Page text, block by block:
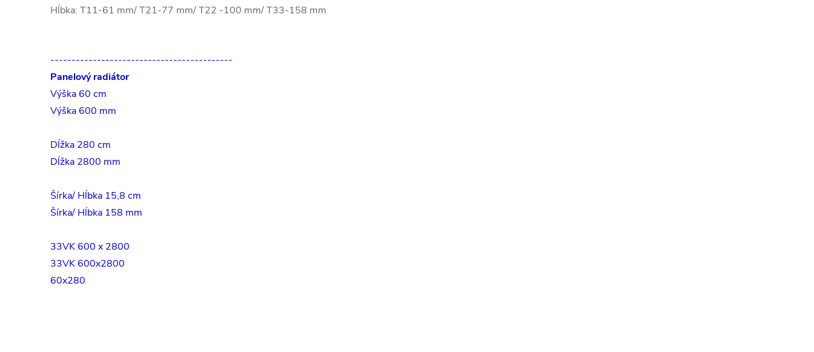
Hĺbka: T11-61 mm/ T21-77 mm/ T22 -100 mm/ T33-158 mm
-------------------------------------------
Panelový radiátor
Výška 60 cm
Výška 600 mm
Dĺžka 280 cm
Dĺžka 2800 mm
Šírka/ Hĺbka 15,8 cm
Šírka/ Hĺbka 158 mm
33VK 600 x 2800
33VK 600x2800
60x280